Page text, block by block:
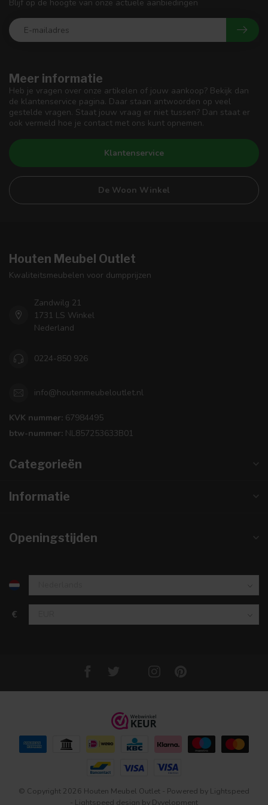
Meer informatie
Heb je vragen over onze artikelen of jouw aankoop? Bekijk dan
de klantenservice pagina. Daar staan antwoorden op veel
gestelde vragen. Staat jouw vraag er niet tussen? Dan staat er
ook vermeld hoe je contact met ons kunt opnemen.
Klantenservice
De Woon Winkel
Blijf op de hoogte van onze actuele aanbiedingen
Houten Meubel Outlet
Kwaliteitsmeubelen voor dumpprijzen
Zandwilg 21
1731 LS Winkel
Nederland
0224-850 926
info@houtenmeubeloutlet.nl
KVK nummer: 67984495
btw-nummer: NL857253633B01
Categorieën
Informatie
Openingstijden
€
© Copyright 2026 Houten Meubel Outlet - Powered by Lightspeed
- Lightspeed design by Dyvelopment